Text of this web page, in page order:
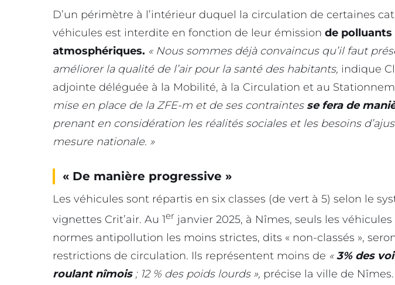
D’un périmètre à l’intérieur duquel la circulation de certaines
véhicules est interdite en fonction de leur émission de polluants
atmosphériques. « Nous sommes déjà convaincus qu’il faut
améliorer la qualité de l’air pour la santé des habitants, indique
adjointe déléguée à la Mobilité, à la Circulation et au
mise en place de la ZFE-m et de ses contraintesse fera de
prenant en considération les réalités sociales et les besoins
mesure nationale. »
« De manière progressive »
Les véhicules sont répartis en six classes (de vert à 5) selon le
vignettes Crit’air. Au 1er janvier 2025, à Nîmes, seuls les
normes antipollution les moins strictes, dits « non-classés »,
restrictions de circulation. Ils représentent moins de «3% des
roulant nîmois ; 12 % des poids lourds », précise la ville de Nîmes.